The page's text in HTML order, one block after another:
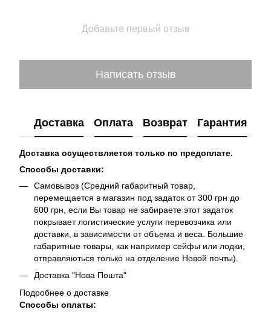
Добавьте первый отзыв
Написать отзыв
Доставка Оплата Возврат Гарантия
Доставка осуществляется только по предоплате.
Способы доставки:
Самовывоз (Средний габаритный товар,
перемещается в магазин под задаток от 300 грн до
600 грн, если Вы товар не забираете этот задаток
покрывает логистические услуги перевозчика или
доставки, в зависимости от объема и веса. Большие
габаритные товары, как например сейфы или лодки,
отправляються только на отделение Новой почты).
Доставка "Нова Пошта"
Подробнее о доставке
Способы оплаты: